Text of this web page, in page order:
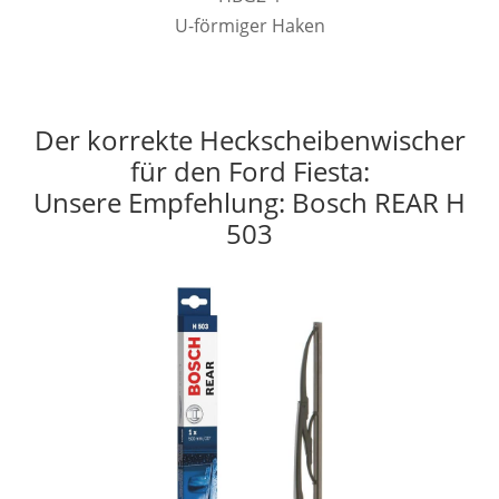
U-förmiger Haken
Der korrekte Heckscheibenwischer
für den Ford Fiesta:
Unsere Empfehlung: Bosch REAR H
503